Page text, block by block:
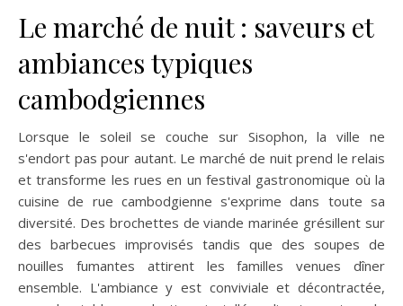
Le marché de nuit : saveurs et
ambiances typiques
cambodgiennes
Lorsque le soleil se couche sur Sisophon, la ville ne
s'endort pas pour autant. Le marché de nuit prend le relais
et transforme les rues en un festival gastronomique où la
cuisine de rue cambodgienne s'exprime dans toute sa
diversité. Des brochettes de viande marinée grésillent sur
des barbecues improvisés tandis que des soupes de
nouilles fumantes attirent les familles venues dîner
ensemble. L'ambiance y est conviviale et décontractée,